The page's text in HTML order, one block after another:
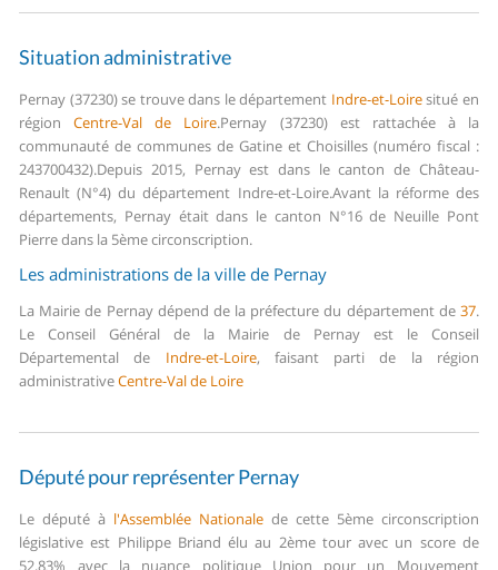
Situation administrative
Pernay (37230) se trouve dans le département Indre-et-Loiresitué en
régionCentre-Val de Loire.Pernay (37230) est rattachée à la
communauté de communes de Gatine et Choisilles (numéro fiscal :
243700432).Depuis 2015, Pernay est dans le canton de Château-
Renault (N°4) du département Indre-et-Loire.Avant la réforme des
départements, Pernay était dans le canton N°16 de Neuille Pont
Pierre dans la 5ème circonscription.
Les administrations de la ville de Pernay
La Mairie de Pernay dépend de la préfecture du département de 37.
Le Conseil Général de la Mairie de Pernay est le Conseil
Départemental de Indre-et-Loire, faisant parti de la région
administrativeCentre-Val de Loire
Député pour représenter Pernay
Le député à l'Assemblée Nationale de cette 5ème circonscription
législative est Philippe Briand élu au 2ème tour avec un score de